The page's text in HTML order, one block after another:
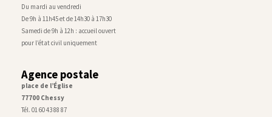
Du mardi au vendredi
De 9h à 11h45 et de 14h30 à 17h30
Samedi de 9h à 12h : accueil ouvert
pour l’état civil uniquement
Agence postale
place de l’Église
77700 Chessy
Tél. 01 60 43 88 87